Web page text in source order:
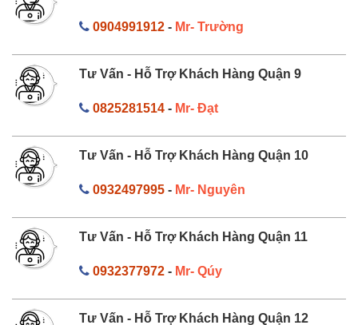
0904991912- Mr- Trường
Tư Vấn - Hỗ Trợ Khách Hàng Quận 9
0825281514- Mr- Đạt
Tư Vấn - Hỗ Trợ Khách Hàng Quận 10
0932497995- Mr- Nguyên
Tư Vấn - Hỗ Trợ Khách Hàng Quận 11
0932377972- Mr- Qúy
Tư Vấn - Hỗ Trợ Khách Hàng Quận 12